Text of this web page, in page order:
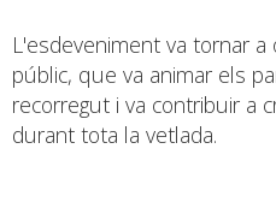
L'esdeveniment va tornar
públic, que va animar els
recorregut i va contribuir a
durant tota la vetlada.